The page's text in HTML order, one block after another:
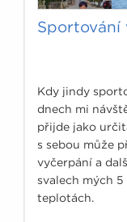
Sportování
Kdy jindy
dnech mi
přijde jako
s sebou může
vyčerpání a
svalech mých
teplotách.